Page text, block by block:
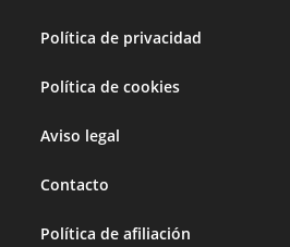
Política de privacidad
Política de cookies
Aviso legal
Contacto
Política de afiliación